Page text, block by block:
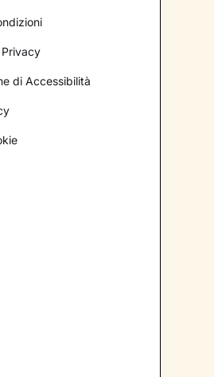
di Accessibilità